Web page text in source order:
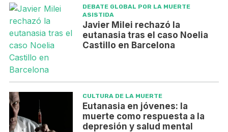
DEBATE GLOBAL POR LA MUERTE
ASISTIDA
Javier Milei rechazó la
eutanasia tras el caso Noelia
Castillo en Barcelona
CULTURA DE LA MUERTE
Eutanasia en jóvenes: la
muerte como respuesta a la
depresión y salud mental